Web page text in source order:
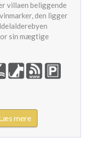
villaen beliggende
den ligger
sin mægtige
mere